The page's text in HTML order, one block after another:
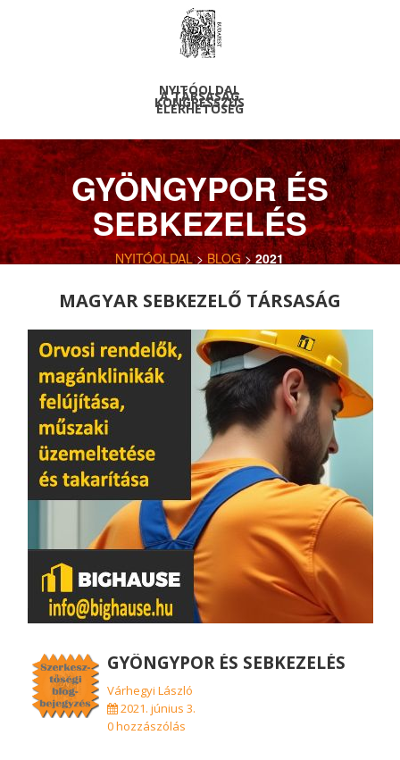
NYITÓOLDAL
A TÁRSASÁG
KONGRESSZUS
ELÉRHETŐSÉG
GYÖNGYPOR ÉS
SEBKEZELÉS
NYITÓOLDAL>BLOG>2021
MAGYAR SEBKEZELŐ TÁRSASÁG
GYÖNGYPOR ÉS SEBKEZELÉS
Várhegyi László
2021. június 3.
0 hozzászólás